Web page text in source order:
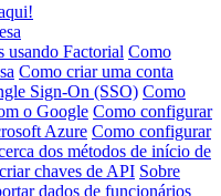
usando Factorial Como
Como criar uma conta
Sign-On (SSO) Como
o Google Como configurar
Azure Como configurar
dos métodos de início de
chaves de API Sobre
dados de funcionários